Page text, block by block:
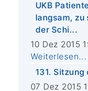
CIO-
FAQ
UKB
langsam, zu
der Schi...
10 Dez 2015
Weiterlesen...
131.
07 Dez 2015